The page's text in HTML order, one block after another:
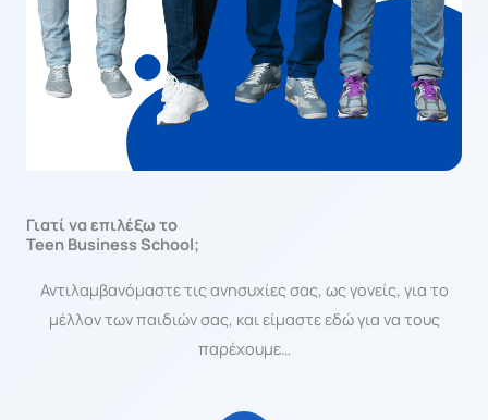
Γιατί να επιλέξω το
Teen Business School;
Αντιλαμβανόμαστε τις ανησυχίες σας, ως γονείς, για το
μέλλον των παιδιών σας, και είμαστε εδώ για να τους
παρέχουμε…